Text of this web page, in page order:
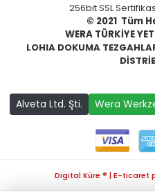
256bit SSL
© 2021 Tüm
WERA TÜRKİYE
LOHIA DOKUMA
Alveta Ltd. Şti. Wera
Digital Küre ® | E-ticaret